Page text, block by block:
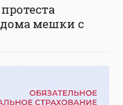
дома мешки с